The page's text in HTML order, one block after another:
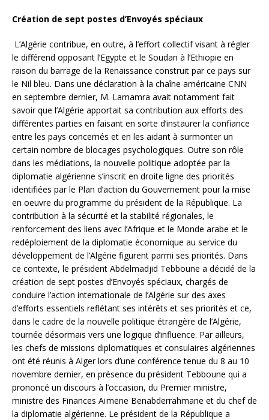
Création de sept postes d’Envoyés spéciaux
L’Algérie contribue, en outre, à l’effort collectif visant à régler
le différend opposant l’Egypte et le Soudan à l’Ethiopie en
raison du barrage de la Renaissance construit par ce pays sur
le Nil bleu. Dans une déclaration à la chaîne américaine CNN
en septembre dernier, M. Lamamra avait notamment fait
savoir que l’Algérie apportait sa contribution aux efforts des
différentes parties en faisant en sorte d’instaurer la confiance
entre les pays concernés et en les aidant à surmonter un
certain nombre de blocages psychologiques. Outre son rôle
dans les médiations, la nouvelle politique adoptée par la
diplomatie algérienne s’inscrit en droite ligne des priorités
identifiées par le Plan d’action du Gouvernement pour la mise
en oeuvre du programme du président de la République. La
contribution à la sécurité et la stabilité régionales, le
renforcement des liens avec l’Afrique et le Monde arabe et le
redéploiement de la diplomatie économique au service du
développement de l’Algérie figurent parmi ses priorités. Dans
ce contexte, le président Abdelmadjid Tebboune a décidé de la
création de sept postes d’Envoyés spéciaux, chargés de
conduire l’action internationale de l’Algérie sur des axes
d’efforts essentiels reflétant ses intérêts et ses priorités et ce,
dans le cadre de la nouvelle politique étrangère de l’Algérie,
tournée désormais vers une logique d’influence. Par ailleurs,
les chefs de missions diplomatiques et consulaires algériennes
ont été réunis à Alger lors d’une conférence tenue du 8 au 10
novembre dernier, en présence du président Tebboune qui a
prononcé un discours à l’occasion, du Premier ministre,
ministre des Finances Aïmene Benabderrahmane et du chef de
la diplomatie algérienne. Le président de la République a